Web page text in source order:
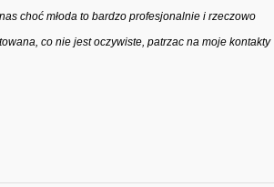
choć młoda to bardzo profesjonalnie i rzeczowo
co nie jest oczywiste, patrzac na moje kontakty